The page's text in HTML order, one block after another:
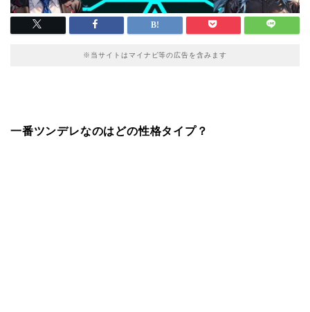
※当サイトはマイナビ等の広告を含みます
一番ツンデレなのはどの性格タイプ？